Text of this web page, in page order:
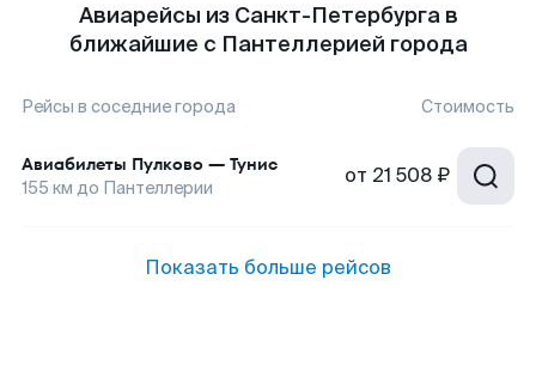
Авиарейсы из Санкт-Петербурга в
ближайшие с Пантеллерией города
Рейсы в соседние города Стоимость
Авиабилеты Пулково — Тунис
155 км до Пантеллерии от 21 508 ₽
Показать больше рейсов